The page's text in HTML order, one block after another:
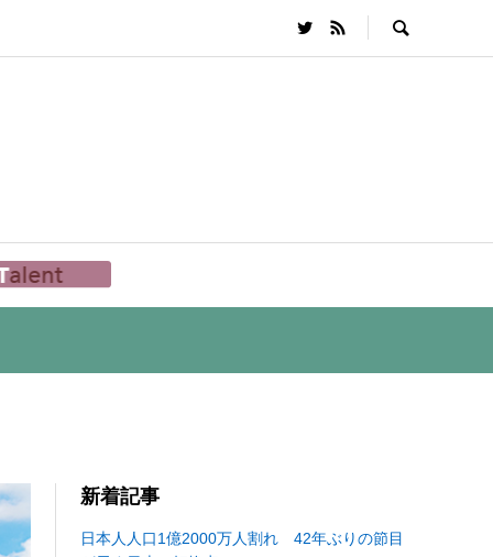
新着記事
日本人人口1億2000万人割れ 42年ぶりの節目